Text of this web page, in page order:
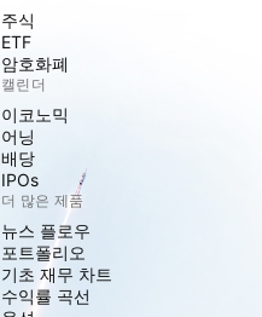
주식
ETF
암호화폐
캘린더
이코노믹
어닝
배당
IPOs
더 많은 제품
뉴스 플로우
포트폴리오
기초 재무 차트
수익률 곡선